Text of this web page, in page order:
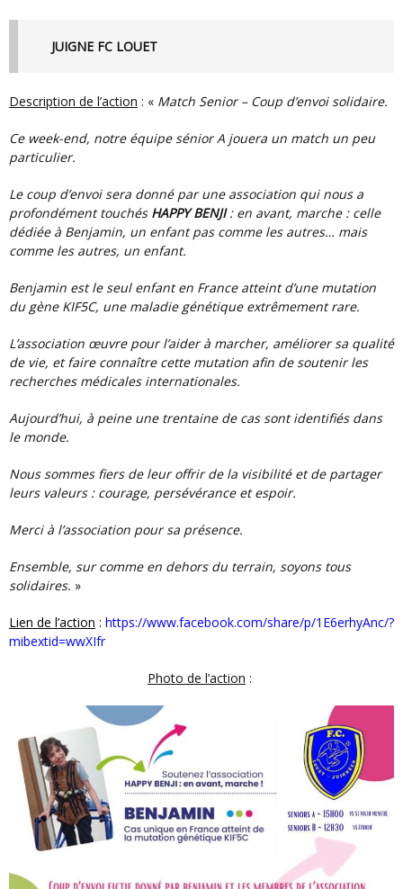
JUIGNE FC LOUET
Description de l’action : « Match Senior – Coup d’envoi solidaire.
Ce week-end, notre équipe sénior A jouera un match un peu
particulier.
Le coup d’envoi sera donné par une association qui nous a
profondément touchés HAPPY BENJI: en avant, marche : celle
dédiée à Benjamin, un enfant pas comme les autres… mais
comme les autres, un enfant.
Benjamin est le seul enfant en France atteint d’une mutation
du gène KIF5C, une maladie génétique extrêmement rare.
L’association œuvre pour l’aider à marcher, améliorer sa qualité
de vie, et faire connaître cette mutation afin de soutenir les
recherches médicales internationales.
Aujourd’hui, à peine une trentaine de cas sont identifiés dans
le monde.
Nous sommes fiers de leur offrir de la visibilité et de partager
leurs valeurs : courage, persévérance et espoir.
Merci à l’association pour sa présence.
Ensemble, sur comme en dehors du terrain, soyons tous
solidaires. »
Lien de l’action : https://www.facebook.com/share/p/1E6erhyAnc/?
mibextid=wwXIfr
Photo de l’action :